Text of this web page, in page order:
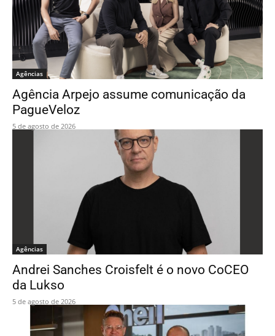
Agências
Agência Arpejo assume comunicação da
PagueVeloz
5 de agosto de 2026
Agências
Andrei Sanches Croisfelt é o novo CoCEO
da Lukso
5 de agosto de 2026